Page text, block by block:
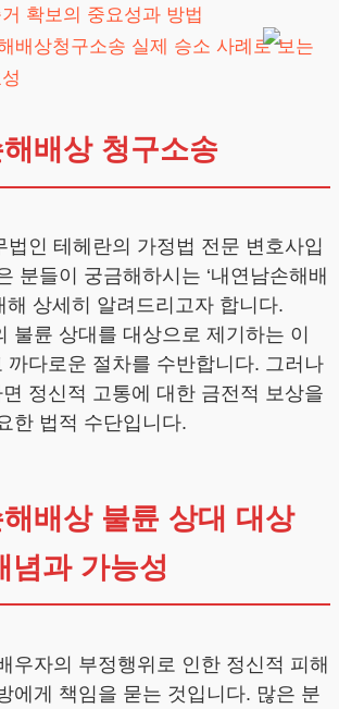
확보의 중요성과 방법
배상청구소송 실제 승소 사례로 보는
배상 청구소송
법인 테헤란의 가정법 전문 변호사입
분들이 궁금해하시는 ‘내연남손해배
해 상세히 알려드리고자 합니다.
불륜 상대를 대상으로 제기하는 이
까다로운 절차를 수반합니다. 그러나
정신적 고통에 대한 금전적 보상을
한 법적 수단입니다.
배상 불륜 상대 대상
념과 가능성
우자의 부정행위로 인한 정신적 피해
에게 책임을 묻는 것입니다. 많은 분